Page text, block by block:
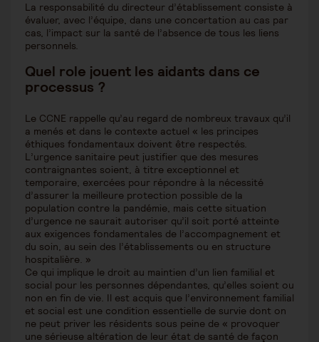
La responsabilité du directeur d’établissement consiste à
évaluer, avec l’équipe, dans une concertation au cas par
cas, l’impact sur la santé de l’absence de tous les liens
personnels.
Quel role jouent les aidants dans ce
processus ?
Le CCNE rappelle qu’au regard de nombreux travaux qu’il
a menés et dans le contexte actuel « les principes
éthiques fondamentaux doivent être respectés.
L’urgence sanitaire peut justifier que des mesures
contraignantes soient, à titre exceptionnel et
temporaire, exercées pour répondre à la nécessité
d’assurer la meilleure protection possible de la
population contre la pandémie, mais cette situation
d’urgence ne saurait autoriser qu’il soit porté atteinte
aux exigences fondamentales de l’accompagnement et
du soin, au sein des l’établissements ou en structure
hospitalière. »
Ce qui implique le droit au maintien d’un lien familial et
social pour les personnes dépendantes, qu’elles soient ou
non en fin de vie. Il est acquis que l’environnement familial
et social est une condition essentielle de survie dont on
ne peut priver les résidents sous peine de « provoquer
une sérieuse altération de leur état de santé de façon